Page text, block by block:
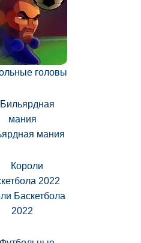
головы
мания
Баскетбола
2022